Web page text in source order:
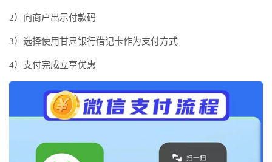
2）向商户出示付款码
3）选择使用甘肃银行借记卡作为支付方式
4）支付完成立享优惠